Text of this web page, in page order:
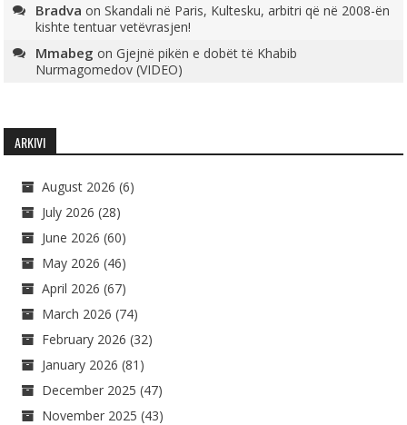
Bradva onSkandali në Paris, Kultesku, arbitri që në 2008-ën
kishte tentuar vetëvrasjen!
Mmabeg onGjejnë pikën e dobët të Khabib
Nurmagomedov (VIDEO)
ARKIVI
August 2026 (6)
July 2026 (28)
June 2026 (60)
May 2026 (46)
April 2026 (67)
March 2026 (74)
February 2026 (32)
January 2026 (81)
December 2025 (47)
November 2025 (43)